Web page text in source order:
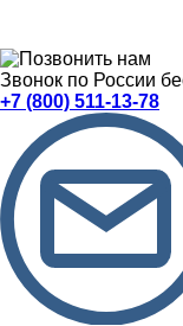
Звонок по России
+7 (800) 511-13-78